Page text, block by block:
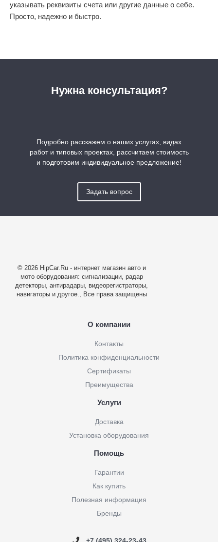
указывать реквизиты счета или другие данные о себе.
Просто, надежно и быстро.
Нужна консультация?
Подробно расскажем о наших услугах, видах
работ и типовых проектах, рассчитаем стоимость
и подготовим индивидуальное предложение!
Задать вопрос
© 2026 HipCar.Ru - интернет магазин авто и
мото оборудования: сигнализации, радар
детекторы, антирадары, видеорегистраторы,
навигаторы и другое., Все права защищены
О компании
Контакты
Политика конфиденциальности
Сертификаты
Преимущества
Услуги
Доставка
Установка оборудования
Помощь
Гарантии
Как купить
Полезная информация
Бренды